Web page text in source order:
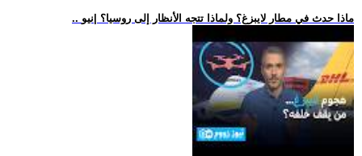
.. ماذا حدث في مطار لايبزغ؟ ولماذا تتجه الأنظار إلى روسيا؟ |نيو